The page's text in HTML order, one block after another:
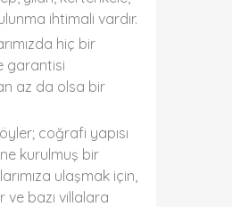
ihtimali vardır.
hiç bir
garantisi
az da olsa bir
coğrafi yapısı
kurulmuş bir
ulaşmak için,
ve bazı villalara